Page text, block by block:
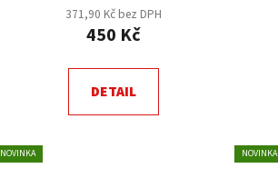
371,90 Kč bez DPH
450 Kč
DETAIL
NOVINKA NOVINKA